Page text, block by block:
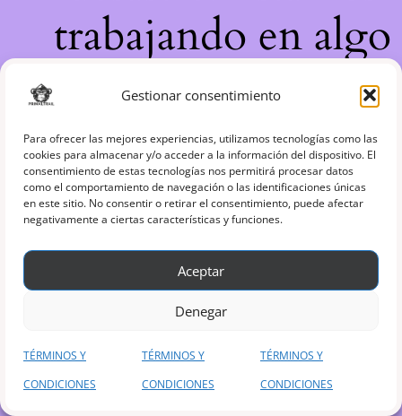
Gestionar consentimiento
Para ofrecer las mejores experiencias, utilizamos tecnologías como las
cookies para almacenar y/o acceder a la información del dispositivo. El
consentimiento de estas tecnologías nos permitirá procesar datos
como el comportamiento de navegación o las identificaciones únicas
en este sitio. No consentir o retirar el consentimiento, puede afectar
negativamente a ciertas características y funciones.
Aceptar
Denegar
TÉRMINOS Y
CONDICIONES
TÉRMINOS Y
CONDICIONES
TÉRMINOS Y
CONDICIONES
trabajando en algo
increíble, ¡vuelve
pronto!